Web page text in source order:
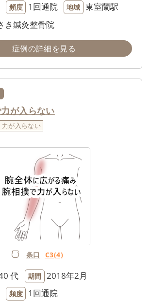
頻度 1回通院 地域 東室蘭駅
き鍼灸整骨院
症例の詳細を見る
が入らない
力が入らない
条口 C3(4)
代 期間 2018年2月
頻度 1回通院